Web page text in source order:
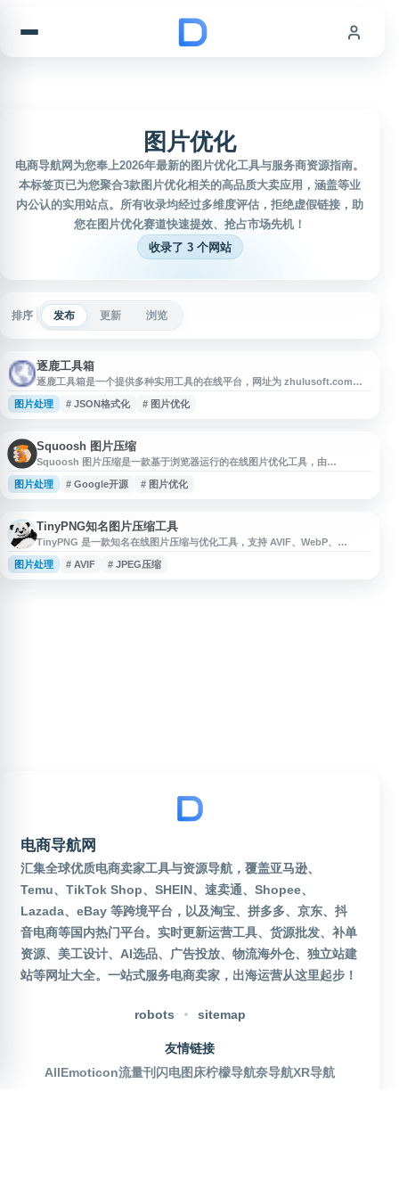
图片优化
电商导航网为您奉上2026年最新的图片优化工具与服务商资源指南。
本标签页已为您聚合3款图片优化相关的高品质大卖应用，涵盖等业
内公认的实用站点。所有收录均经过多维度评估，拒绝虚假链接，助
您在图片优化赛道快速提效、抢占市场先机！
收录了 3 个网站
排序 发布 更新 浏览
逐鹿工具箱
逐鹿工具箱是一个提供多种实用工具的在线平台，网址为 zhulusoft.com。
该站点整合了文件处理、数据转换、开发辅助等常用工具，方便用户在线快速
完成各类操作任务。网站界面简洁，工具分类清晰，支持文本处理、编码转
具库，致
图片处理 # JSON格式化 # 图片优化
Squoosh 图片压缩
Squoosh 图片压缩是一款基于浏览器运行的在线图片优化工具，由
GoogleChromeLabs 开源维护。用户可直接在本地浏览器中上传图片，使用
多种编码格式和压缩参数进行优化，并实时对比压缩前后的画质与文件大小。
图片处理 # Google开源 # 图片优化
TinyPNG知名图片压缩工具
TinyPNG 是一款知名在线图片压缩与优化工具，支持 AVIF、WebP、
JPEG、PNG 等格式，可在尽量保持视觉质量的同时减小图片文件体积，帮助
网站提升加载速度与性能表现。用户可通过网页直接上传图片进行压缩，也适
图片处理 # AVIF # JPEG压缩
电商导航网
汇集全球优质电商卖家工具与资源导航，覆盖亚马逊、
Temu、TikTok Shop、SHEIN、速卖通、Shopee、
Lazada、eBay 等跨境平台，以及淘宝、拼多多、京东、抖
音电商等国内热门平台。实时更新运营工具、货源批发、补单
资源、美工设计、AI选品、广告投放、物流海外仓、独立站建
站等网址大全。一站式服务电商卖家，出海运营从这里起步！
robots sitemap
友情链接
AllEmoticon流量刊 闪电图床柠檬导航奈导航XR导航